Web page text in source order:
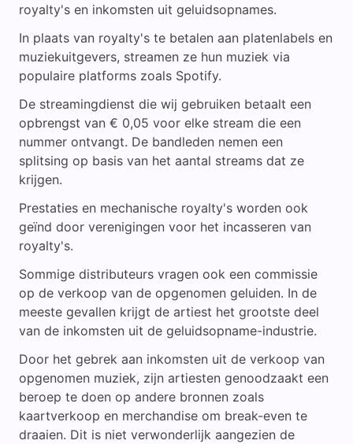
royalty's en inkomsten uit geluidsopnames.
In plaats van royalty's te betalen aan platenlabels en
muziekuitgevers, streamen ze hun muziek via
populaire platforms zoals Spotify.
De streamingdienst die wij gebruiken betaalt een
opbrengst van € 0,05 voor elke stream die een
nummer ontvangt. De bandleden nemen een
splitsing op basis van het aantal streams dat ze
krijgen.
Prestaties en mechanische royalty's worden ook
geïnd door verenigingen voor het incasseren van
royalty's.
Sommige distributeurs vragen ook een commissie
op de verkoop van de opgenomen geluiden. In de
meeste gevallen krijgt de artiest het grootste deel
van de inkomsten uit de geluidsopname-industrie.
Door het gebrek aan inkomsten uit de verkoop van
opgenomen muziek, zijn artiesten genoodzaakt een
beroep te doen op andere bronnen zoals
kaartverkoop en merchandise om break-even te
draaien. Dit is niet verwonderlijk aangezien de